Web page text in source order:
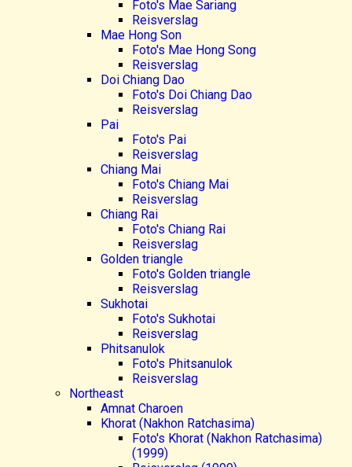
Foto's Mae Sariang
Reisverslag
Mae Hong Son
Foto's Mae Hong Song
Reisverslag
Doi Chiang Dao
Foto's Doi Chiang Dao
Reisverslag
Pai
Foto's Pai
Reisverslag
Chiang Mai
Foto's Chiang Mai
Reisverslag
Chiang Rai
Foto's Chiang Rai
Reisverslag
Golden triangle
Foto's Golden triangle
Reisverslag
Sukhotai
Foto's Sukhotai
Reisverslag
Phitsanulok
Foto's Phitsanulok
Reisverslag
Northeast
Amnat Charoen
Khorat (Nakhon Ratchasima)
Foto's Khorat (Nakhon Ratchasima)
(1999)